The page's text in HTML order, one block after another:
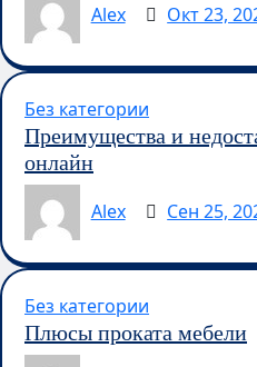
Alex
Окт 23,
Без категории
Преимущества и
онлайн
Alex
Сен 25,
Без категории
Плюсы проката мебели